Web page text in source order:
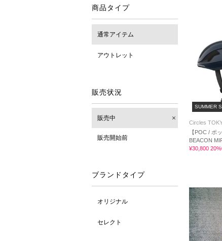
商品タイプ
通常アイテム
アウトレット
販売状況
販売中
販売開始前
ブランドタイプ
オリジナル
セレクト
SUMMER
Circles
【POC / ポ
BEACON
¥30,800